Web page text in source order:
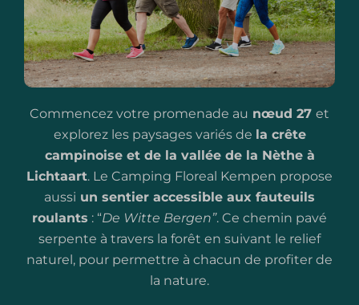
Commencez votre promenade au nœud 27 et
explorez les paysages variés de la crête
campinoise et de la vallée de la Nèthe à
Lichtaart. Le Camping Floreal Kempen propose
aussi un sentier accessible aux fauteuils
roulants : “De Witte Bergen”. Ce chemin pavé
serpente à travers la forêt en suivant le relief
naturel, pour permettre à chacun de profiter de
la nature.